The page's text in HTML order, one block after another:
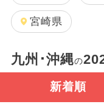
宮崎県
九州･沖縄の
新着順